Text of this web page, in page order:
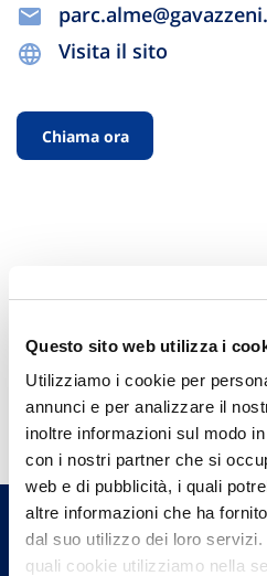
Questo sito web utilizza i
Utilizziamo i cookie per
annunci e per analizzare il
inoltre informazioni sul modo
con i nostri partner che si
web e di pubblicità, i quali
altre informazioni che ha
dal suo utilizzo dei loro
quali cookie utilizziamo nella
Visita il sito
Chiama ora
Hai bisogno di
informazioni?
Trova l'Agenzia più
un nostro Agente.
Contattaci